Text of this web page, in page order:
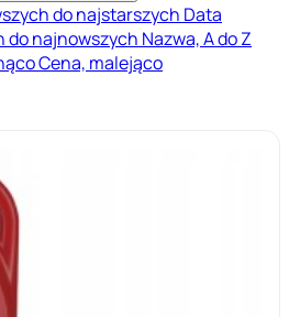
do najstarszych Data
do najnowszych Nazwa, A do Z
Cena, malejąco